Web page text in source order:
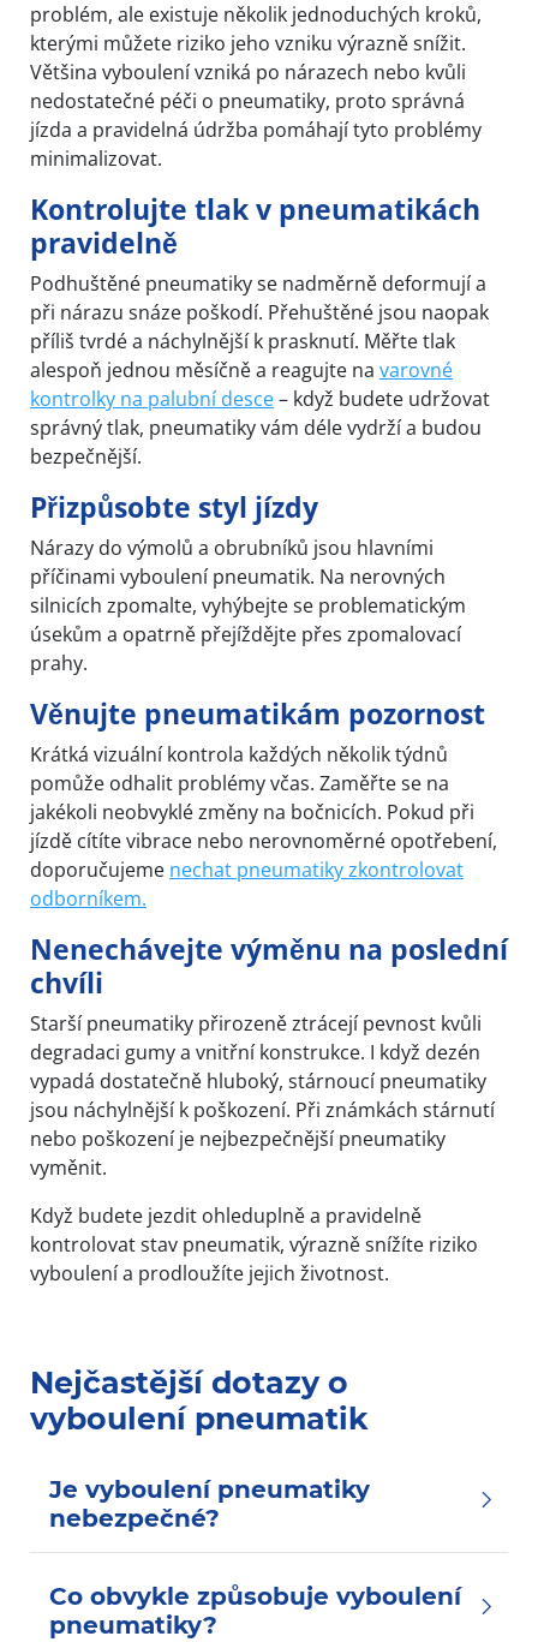
problém, ale existuje několik jednoduchých kroků,
kterými můžete riziko jeho vzniku výrazně snížit.
Většina vyboulení vzniká po nárazech nebo kvůli
nedostatečné péči o pneumatiky, proto správná
jízda a pravidelná údržba pomáhají tyto problémy
minimalizovat.
Kontrolujte tlak v pneumatikách
pravidelně
Podhuštěné pneumatiky se nadměrně deformují a
při nárazu snáze poškodí. Přehuštěné jsou naopak
příliš tvrdé a náchylnější k prasknutí. Měřte tlak
alespoň jednou měsíčně a reagujte na varovné
kontrolky na palubní desce– když budete udržovat
správný tlak, pneumatiky vám déle vydrží a budou
bezpečnější.
Přizpůsobte styl jízdy
Nárazy do výmolů a obrubníků jsou hlavními
příčinami vyboulení pneumatik. Na nerovných
silnicích zpomalte, vyhýbejte se problematickým
úsekům a opatrně přejíždějte přes zpomalovací
prahy.
Věnujte pneumatikám pozornost
Krátká vizuální kontrola každých několik týdnů
pomůže odhalit problémy včas. Zaměřte se na
jakékoli neobvyklé změny na bočnicích. Pokud při
jízdě cítíte vibrace nebo nerovnoměrné opotřebení,
doporučujeme nechat pneumatiky zkontrolovat
odborníkem.
Nenechávejte výměnu na poslední
chvíli
Starší pneumatiky přirozeně ztrácejí pevnost kvůli
degradaci gumy a vnitřní konstrukce. I když dezén
vypadá dostatečně hluboký, stárnoucí pneumatiky
jsou náchylnější k poškození. Při známkách stárnutí
nebo poškození je nejbezpečnější pneumatiky
vyměnit.
Když budete jezdit ohleduplně a pravidelně
kontrolovat stav pneumatik, výrazně snížíte riziko
vyboulení a prodloužíte jejich životnost.
Nejčastější dotazy o
vyboulení pneumatik
Je vyboulení pneumatiky
nebezpečné?
Co obvykle způsobuje vyboulení
pneumatiky?